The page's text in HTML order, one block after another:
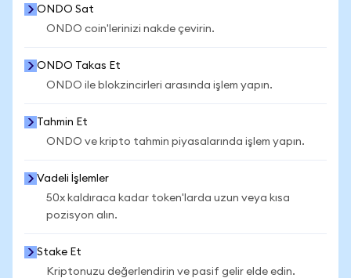
ONDO Sat
ONDO coin'lerinizi nakde çevirin.
ONDO Takas Et
ONDO ile blokzincirleri arasında işlem yapın.
Tahmin Et
ONDO ve kripto tahmin piyasalarında işlem yapın.
Vadeli İşlemler
50x kaldıraca kadar token'larda uzun veya kısa
pozisyon alın.
Stake Et
Kriptonuzu değerlendirin ve pasif gelir elde edin.